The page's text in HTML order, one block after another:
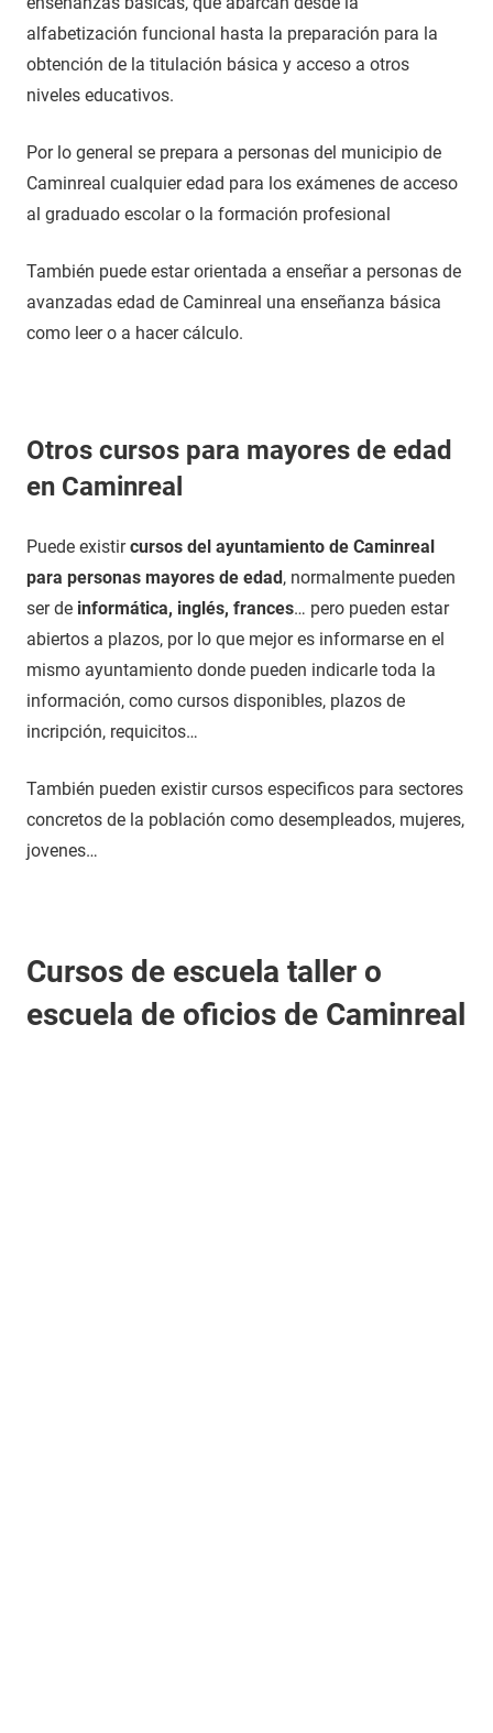
alfabetización funcional hasta la preparación para la
obtención de la titulación básica y acceso a otros
niveles educativos.
Por lo general se prepara a personas del municipio de
Caminreal cualquier edad para los exámenes de acceso
al graduado escolar o la formación profesional
También puede estar orientada a enseñar a personas de
avanzadas edad de Caminreal una enseñanza básica
como leer o a hacer cálculo.
Otros cursos para mayores de edad
en Caminreal
Puede existircursos del ayuntamiento de Caminreal
para personas mayores de edad, normalmente pueden
ser de informática, inglés, frances… pero pueden estar
abiertos a plazos, por lo que mejor es informarse en el
mismo ayuntamiento donde pueden indicarle toda la
información, como cursos disponibles, plazos de
incripción, requicitos…
También pueden existir cursos especificos para sectores
concretos de la población como desempleados, mujeres,
jovenes…
Cursos de escuela taller o
escuela de oficios de Caminreal